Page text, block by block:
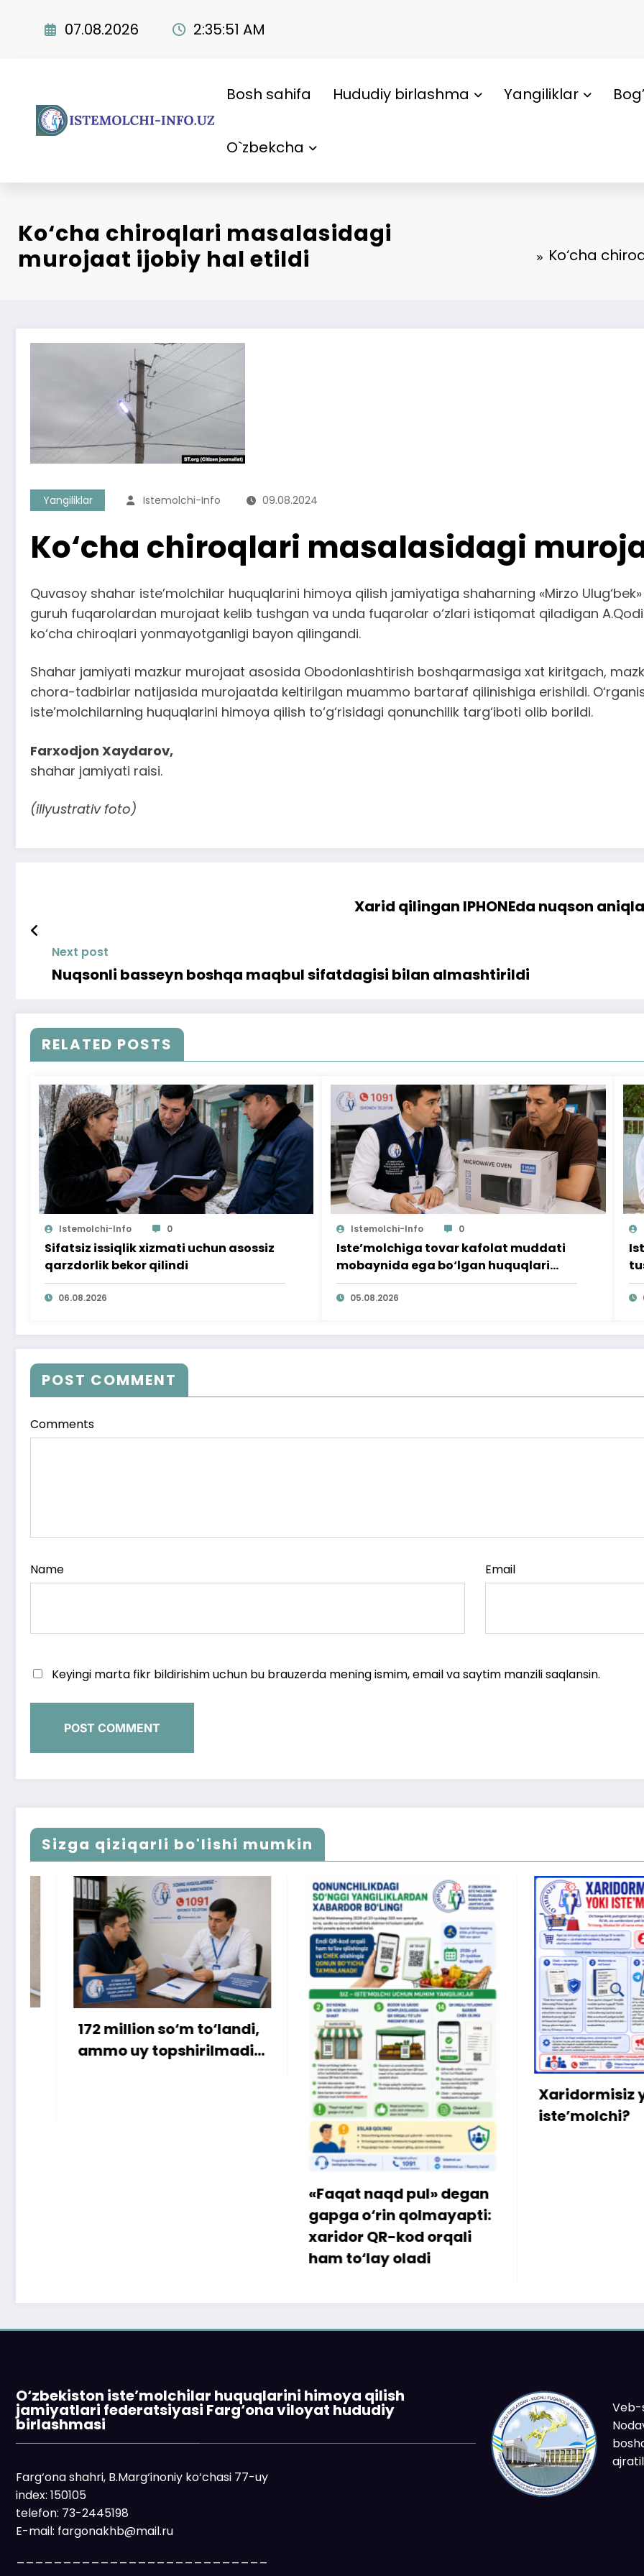
07.08.2026 2:35:52 AM
Bosh sahifa Hududiy birlashma Yangiliklar
O`zbekcha
Ko‘cha chiroqlari masalasidagi
murojaat ijobiy hal etildi
Ko‘cha
Yangiliklar Istemolchi-Info 09.08.2024
Ko‘cha chiroqlari masalasidagi
Quvasoy shahar iste’molchilar huquqlarini himoya qilish jamiyatiga shaharning «Mirzo
guruh fuqarolardan murojaat kelib tushgan va unda fuqarolar o‘zlari istiqomat qiladigan
ko‘cha chiroqlari yonmayotganligi bayon qilingandi.
Shahar jamiyati mazkur murojaat asosida Obodonlashtirish boshqarmasiga xat kiritgach,
chora-tadbirlar natijasida murojaatda keltirilgan muammo bartaraf qilinishiga erishildi.
iste’molchilarning huquqlarini himoya qilish to‘g‘risidagi qonunchilik targ‘iboti olib borildi.
Farxodjon Xaydarov,
shahar jamiyati raisi.
(illyustrativ foto)
Xarid qilingan IPHONEda nuqson
Next post
Nuqsonli basseyn boshqa maqbul sifatdagisi bilan almashtirildi
RELATED POSTS
Istemolchi-Info 0
Sifatsiz issiqlik xizmati uchun asossiz
qarzdorlik bekor qilindi
06.08.2026
Istemolchi-Info 0
Iste’molchiga tovar kafolat muddati
mobaynida ega bo‘lgan huquqlari
ta’minlab berildi
05.08.2026
POST COMMENT
Comments
Name Email
Keyingi marta fikr bildirishim uchun bu brauzerda mening ismim, email va saytim manzili saqlansin.
Sizga qiziqarli bo'lishi mumkin
million so‘m to‘landi,
uy topshirilmadi…
«Faqat naqd pul» degan
gapga o‘rin qolmayapti:
xaridor QR-kod orqali
ham to‘lay oladi
Xaridormisiz yoki
iste’molchi?
O‘zbekiston iste’molchilar huquqlarini himoya qilish
jamiyatlari federatsiyasi Farg‘ona viloyat hududiy
birlashmasi
Farg‘ona shahri, B.Marg‘inoniy ko‘chasi 77-uy
index: 150105
telefon: 73-2445198
E-mail: fargonakhb@mail.ru
Veb-